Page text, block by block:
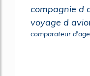
compagnie d
voyage d
comparateur